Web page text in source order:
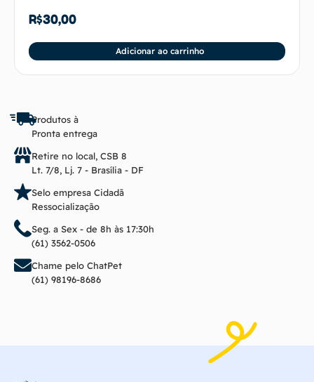
R$30,00
Adicionar ao carrinho
Produtos à
Pronta entrega
Retire no local, CSB 8
Lt. 7/8, Lj. 7 - Brasília - DF
Selo empresa Cidadã
Ressocialização
Seg. a Sex - de 8h às 17:30h
(61) 3562-0506
Chame pelo ChatPet
(61) 98196-8686